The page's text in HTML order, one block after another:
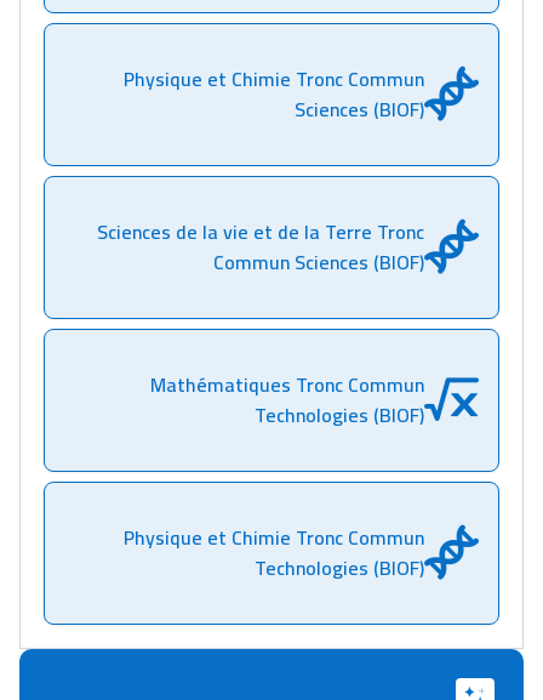
Physique et Chimie Tronc Commun
Sciences (BIOF)
Sciences de la vie et de la Terre Tronc
Commun Sciences (BIOF)
Mathématiques Tronc Commun
Technologies (BIOF)
Physique et Chimie Tronc Commun
Technologies (BIOF)